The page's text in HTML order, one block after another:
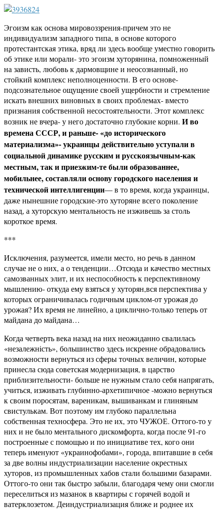
Эгоизм как основа мировоззрения-причем это не
индивидуализм западного типа, в основе которого
протестантская этика, вряд ли здесь вообще уместно говорить
об этике или морали- это эгоизм хуторянина, помноженный
на зависть, любовь к дармовщине и неосознанный, но
стойкий комплекс неполноценности. В его основе-
подсознательное ощущение своей ущербности и стремление
искать внешних виновных в своих проблемах- вместо
признания собственной несостоятельности. Этот комплекс
возник не вчера- у него достаточно глубокие корни. И во
времена СССР, и раньше- «до исторического
материализма»- украинцы действительно уступали в
социальной динамике русским и русскоязычным-как
местным, так и приезжим-те были образованнее,
мобильнее, составляли основу городского населения и
технической интеллигенции— в то время, когда украинцы,
даже нынешние городские-это хуторяне всего поколение
назад, а хуторскую ментальность не изживешь за столь
короткое время.
***
Исключения, разумеется, имели место, но речь в данном
случае не о них, а о тенденции…Отсюда и качество местных
самозванных элит, и их неспособность к перспективному
мышлению- откуда ему взяться у хуторян,вся перспектива у
которых ограничивалась годичным циклом-от урожая до
урожая? Их время не линейно, а циклично-только теперь от
майдана до майдана…
Когда четверть века назад на них неожиданно свалилась
«незалежнiсть», большинство здесь искренне обрадовались
возможности вернуться из сферы точных величин, которые
принесла сюда советская модернизация, в царство
приблизительности- больше не нужным стало себя напрягать,
учиться, изживать глубинно-архетипичное -можно вернуться
к своим поросятам, вареникам, вышиванкам и глиняным
свистулькам. Вот поэтому им глубоко параллельна
собственная техносфера. Это не их, это ЧУЖОЕ. Оттого-то у
них и не было ментального дискомфорта, когда после 91-го
построенные с помощью и по инициативе тех, кого они
теперь именуют «украинофобами», города, впитавшие в себя
за две волны индустриализации население окрестных
хуторов, из промышленных хабов стали большими базарами.
Оттого-то они так быстро забыли, благодаря чему они смогли
переселиться из мазанок в квартиры с горячей водой и
ватерклозетом. Деиндустриализация ближе и роднее их